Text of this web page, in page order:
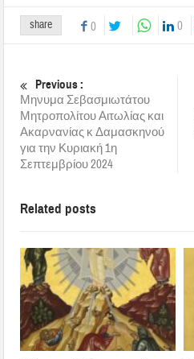
share 0 0
Previous :
Μηνυμα Σεβασμιωτάτου
Μητροπολίτου Αιτωλίας και
Ακαρνανίας κ Δαμασκηνού
για την Κυριακή 1η
Σεπτεμβρίου 2024
Related posts